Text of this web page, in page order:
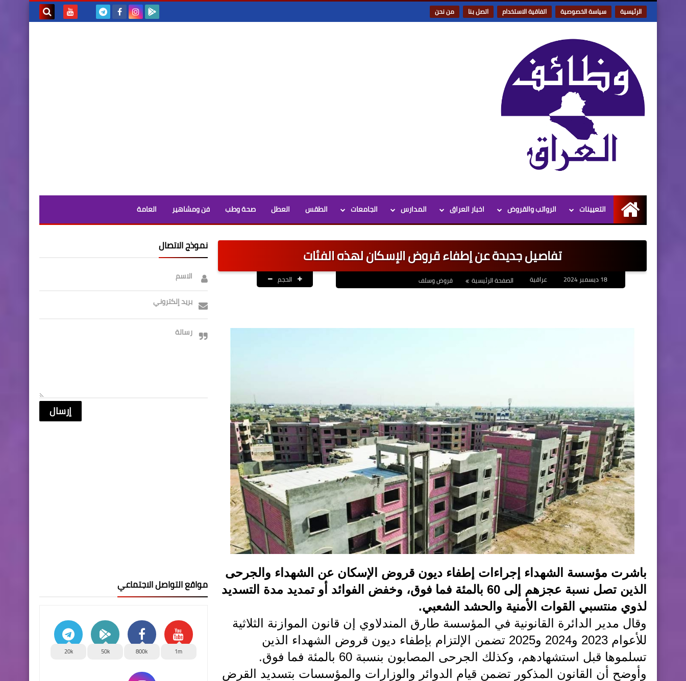
الرئيسية سياسة الخصوصية اتفاقية الاستخدام اتصل بنا من نحن
الرئيسية
التعيينات الرواتب والقروض اخبار العراق المدارس الجامعات الطقس العطل صحة وطب فن ومشاهير العامة
تفاصيل جديدة عن إطفاء قروض الإسكان لهذه الفئات
عراقية الصفحة الرئيسية قروض وسلف الحجم
باشرت مؤسسة الشهداء إجراءات إطفاء ديون قروض الإسكان عن الشهداء والجرحى
الذين تصل نسبة عجزهم إلى 60 بالمئة فما فوق، وخفض الفوائد أو تمديد مدة التسديد
لذوي منتسبي القوات الأمنية والحشد الشعبي.
وقال مدير الدائرة القانونية في المؤسسة طارق المندلاوي إن قانون الموازنة الثلاثية
للأعوام 2023 و2024 و2025 تضمن الإلتزام بإطفاء ديون قروض الشهداء الذين
تسلموها قبل استشهادهم، وكذلك الجرحى المصابون بنسبة 60 بالمئة فما فوق.
وأوضح أن القانون المذكور تضمن قيام الدوائر والوزارات والمؤسسات بتسديد القرض
نموذج الاتصال
الاسم
بريد إلكتروني
رسالة
مواقع التواصل الاجتماعي
1m
800k
50k
20k